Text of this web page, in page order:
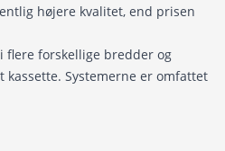
højere kvalitet, end prisen
flere forskellige bredder og
kassette. Systemerne er omfattet